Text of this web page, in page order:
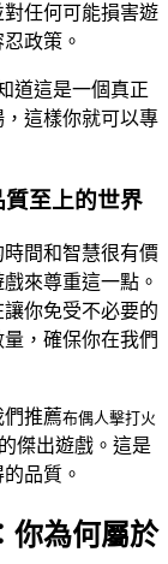
任何可能損害遊
政策。
道這是一個真正
這樣你就可以專
至上的世界
間和智慧很有價
來尊重這一點。
你免受不必要的
，確保你在我們
推薦布偶人擊打火
傑出遊戲。這是
品質。
你為何屬於